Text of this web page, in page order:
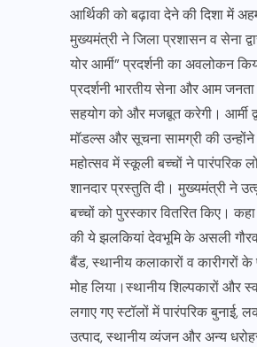
आर्थिकी को बढ़ावा देने की दिशा में
मुख्यमंत्री ने जिला प्रशासन व सेना
योर आर्मी” प्रदर्शनी का अवलोकन
प्रदर्शनी भारतीय सेना और आम
सहयोग को और मजबूत करेगी। आर्मी
मॉडल्स और सूचना सामग्री की उन्होंने
महोत्सव में स्कूली बच्चों ने पारंपरिक
शानदार प्रस्तुति दी। मुख्यमंत्री ने
बच्चों को पुरस्कार वितरित किए।
की ये झलकियां देवभूमि के असली गौरव
बैंड, स्थानीय कलाकारों व कारीगरों
मोह लिया।स्थानीय शिल्पकारों और
लगाए गए स्टॉलों में पारंपरिक बुनाई,
उत्पाद, स्थानीय व्यंजन और अन्य धरोहर